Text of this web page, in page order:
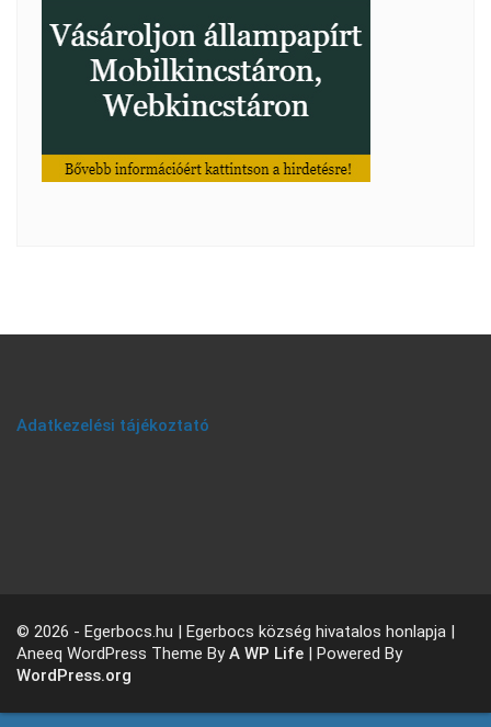
Adatkezelési tájékoztató
© 2026 - Egerbocs.hu | Egerbocs község hivatalos honlapja |
Aneeq WordPress Theme ByA WP Life | Powered By
WordPress.org